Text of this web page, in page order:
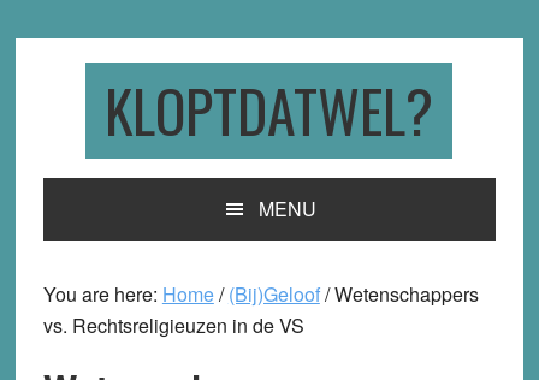
KLOPTDATWEL?
MENU
You are here: Home/ (Bij)Geloof/Wetenschappers
vs. Rechtsreligieuzen in de VS